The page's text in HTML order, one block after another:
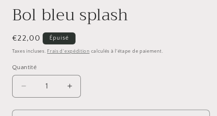
fenêtre
modale
Bol bleu splash
Prix
habituel
€22,00 Épuisé
Taxes incluses. Frais d'expédition calculés à l'étape de paiement.
Quantité
Quantité
Réduire
la
quantité
Augmenter
la
quantité